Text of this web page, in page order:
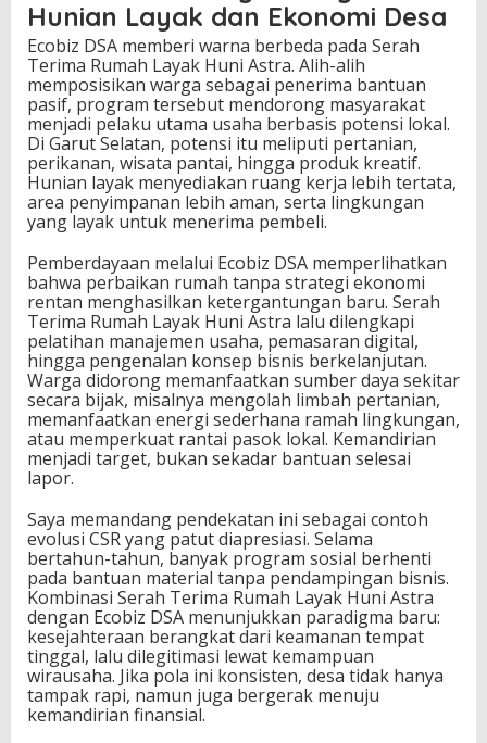
Hunian Layak dan Ekonomi Desa
Ecobiz DSA memberi warna berbeda pada Serah
Terima Rumah Layak Huni Astra. Alih-alih
memposisikan warga sebagai penerima bantuan
pasif, program tersebut mendorong masyarakat
menjadi pelaku utama usaha berbasis potensi lokal.
Di Garut Selatan, potensi itu meliputi pertanian,
perikanan, wisata pantai, hingga produk kreatif.
Hunian layak menyediakan ruang kerja lebih tertata,
area penyimpanan lebih aman, serta lingkungan
yang layak untuk menerima pembeli.
Pemberdayaan melalui Ecobiz DSA memperlihatkan
bahwa perbaikan rumah tanpa strategi ekonomi
rentan menghasilkan ketergantungan baru. Serah
Terima Rumah Layak Huni Astra lalu dilengkapi
pelatihan manajemen usaha, pemasaran digital,
hingga pengenalan konsep bisnis berkelanjutan.
Warga didorong memanfaatkan sumber daya sekitar
secara bijak, misalnya mengolah limbah pertanian,
memanfaatkan energi sederhana ramah lingkungan,
atau memperkuat rantai pasok lokal. Kemandirian
menjadi target, bukan sekadar bantuan selesai
lapor.
Saya memandang pendekatan ini sebagai contoh
evolusi CSR yang patut diapresiasi. Selama
bertahun-tahun, banyak program sosial berhenti
pada bantuan material tanpa pendampingan bisnis.
Kombinasi Serah Terima Rumah Layak Huni Astra
dengan Ecobiz DSA menunjukkan paradigma baru:
kesejahteraan berangkat dari keamanan tempat
tinggal, lalu dilegitimasi lewat kemampuan
wirausaha. Jika pola ini konsisten, desa tidak hanya
tampak rapi, namun juga bergerak menuju
kemandirian finansial.